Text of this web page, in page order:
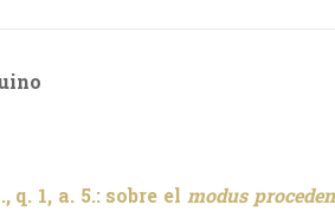
q. 1, a. 5.: sobre el modus